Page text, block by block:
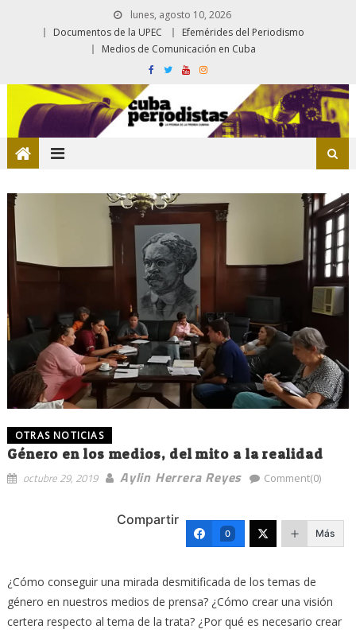
lunes, agosto 10, 2026
Documentos de la UPEC
Efemérides del Periodismo
Medios de Comunicación en Cuba
OTRAS NOTICIAS
Género en los medios, del mito a la realidad
octubre 29, 2019 Aylin Herrera Reyes Comment(0)
Compartir
0 Más
¿Cómo conseguir una mirada desmitificada de los temas de
género en nuestros medios de prensa? ¿Cómo crear una visión
certera respecto al tema de la trata? ¿Por qué es necesario crear